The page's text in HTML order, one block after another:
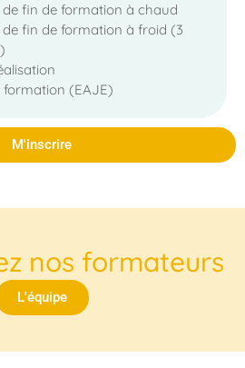
fin de formation à chaud
fin de formation à froid (3
formation (EAJE)
M'inscrire
nos formateurs
L'équipe